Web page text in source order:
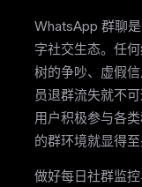
WhatsApp 群聊
字社交生态。任
树的争吵、虚假
员退群流失就不
用户积极参与各
的群环境就显得至
做好每日社群监